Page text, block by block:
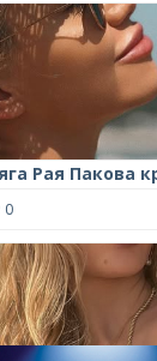
Рая Пакова
0